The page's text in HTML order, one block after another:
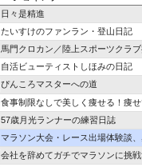
日々是精進
たいすけのファンラン・登山日記
馬門クロカン／陸上スポーツクラ
自活ビューティストしほみの日記
ぴんころマスターへの道
食事制限なしで美しく痩せる！痩
57歳月光ランナーの練習日誌
マラソン大会・レース出場体験談、感想｜レース
会社を辞めてガチでマラソンに挑